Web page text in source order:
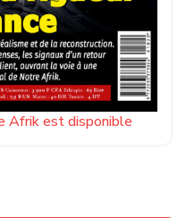
Afrik est disponible